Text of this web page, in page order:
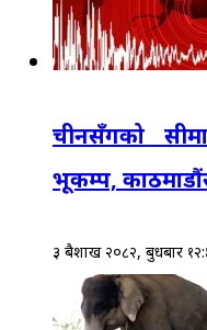
चीनसँगको
भूकम्प,
३ बैशाख २०८२, बुधबार